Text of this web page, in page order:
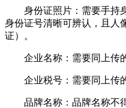
身份证照片：需要手持
身份证号清晰可辨认，且人
证）。
企业名称：需要同上传
企业税号：需要同上传
品牌名称：品牌名称不